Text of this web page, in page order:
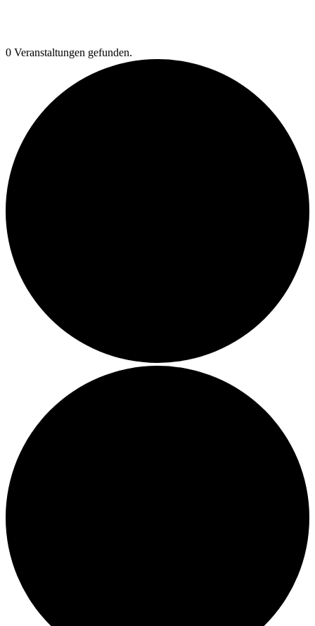
0 Veranstaltungen gefunden.